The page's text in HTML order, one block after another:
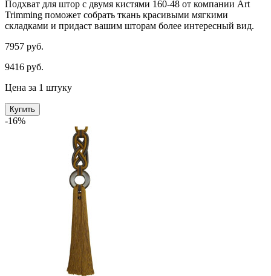
Подхват для штор с двумя кистями 160-48 от компании Art
Trimming поможет собрать ткань красивыми мягкими
складками и придаст вашим шторам более интересный вид.
7957 руб.
9416 руб.
Цена за 1 штуку
Купить
-16%